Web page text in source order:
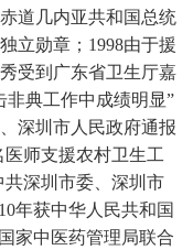
道几内亚共和国总统
立勋章；1998由于援
受到广东省卫生厅嘉
非典工作中成绩明显”
深圳市人民政府通报
师支援农村卫生工
深圳市委、深圳市
年获中华人民共和国
家中医药管理局联合